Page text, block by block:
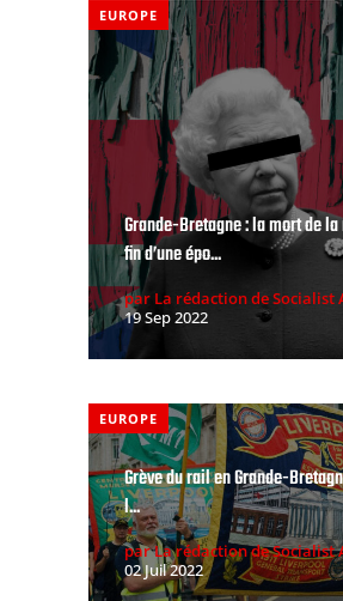
EUROPE
Grande-Bretagne : la mort de
fin d’une épo...
par La rédaction de Socialist
19 Sep 2022
EUROPE
Grève du rail en Grande-
l...
par La rédaction de Socialist
02 Juil 2022